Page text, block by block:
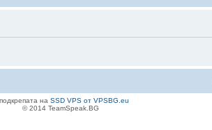
на SSD VPS от VPSBG.eu
© 2014 TeamSpeak.BG